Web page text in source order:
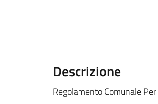
Descrizione
Regolamento Comunale